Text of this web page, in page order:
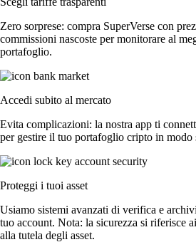
Zero sorprese: compra SuperVerse con
commissioni nascoste per monitorare al
portafoglio.
Accedi subito al mercato
Evita complicazioni: la nostra app ti
per gestire il tuo portafoglio cripto in modo
Proteggi i tuoi asset
Usiamo sistemi avanzati di verifica e
tuo account. Nota: la sicurezza si riferisce
alla tutela degli asset.